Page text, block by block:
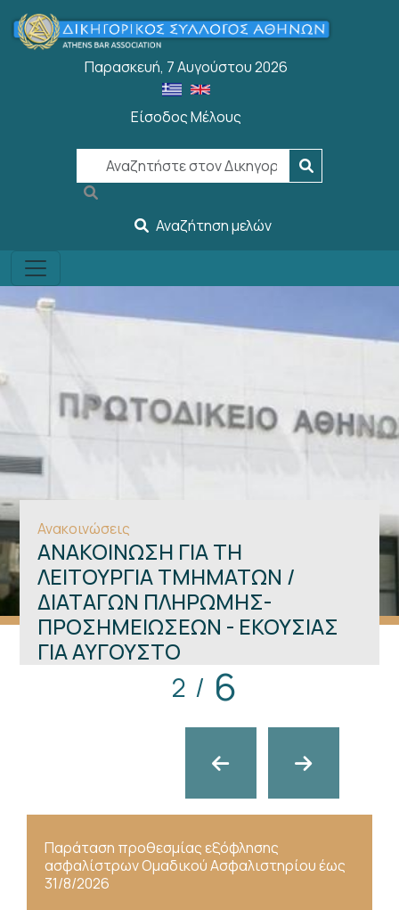
Παράκαμψη προς το κυρίως περιεχόμενο
Παρασκευή, 7 Αυγούστου 2026
User account menu
Είσοδος Μέλους
Αναζήτηση μελών
Ανακοινώσεις
ΑΝΑΚΟΙΝΩΣΗ ΓΙΑ ΤΗ
ΛΕΙΤΟΥΡΓΙΑ ΤΜΗΜΑΤΩΝ /
ΔΙΑΤΑΓΩΝ ΠΛΗΡΩΜΗΣ-
ΠΡΟΣΗΜΕΙΩΣΕΩΝ - ΕΚΟΥΣΙΑΣ
ΓΙΑ ΑΥΓΟΥΣΤΟ
2 6
Παράταση προθεσμίας εξόφλησης
ασφαλίστρων Ομαδικού Ασφαλιστηρίου έως
31/8/2026